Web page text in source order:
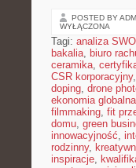
POSTED BY
WYŁĄCZONA
Tagi: analiza
bakalia, biuro
ceramika,
CSR korporacyjny,
doping, drone
ekonomia globalna
filmmaking, fit
domu, green
innowacyjność,
rodzinny,
inspiracje,